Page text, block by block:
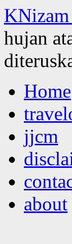
hujan
to
contentHome
jjcm
about